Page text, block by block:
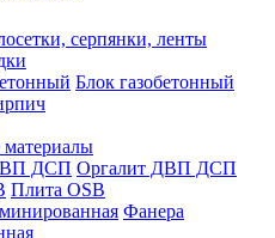
серпянки, ленты
Блок газобетонный
Оргалит ДВП ДСП
Плита OSB
Фанера